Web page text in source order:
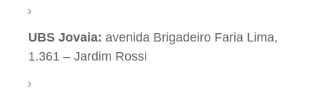
UBS Jovaia: avenida Brigadeiro Faria Lima,
1.361 – Jardim Rossi